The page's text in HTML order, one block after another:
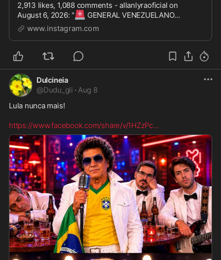
2,913 likes, 1,088 comments - allanlyraoficial on
August 6, 2026: "🚨 GENERAL VENEZUELANO
ASSUME FUNÇÃO NO BRASIL Segundo a notícia, o
governo brasileiro autorizou a atuação de Luis Gerardo
Reyes Rivero como adido militar da Venezuela no
Brasil. A ...
www.instagram.com
Dulcineia
@Dudu_gli · Aug 8
Lula nunca mais!
https://www.facebook.com/share/v/1HZzPc...